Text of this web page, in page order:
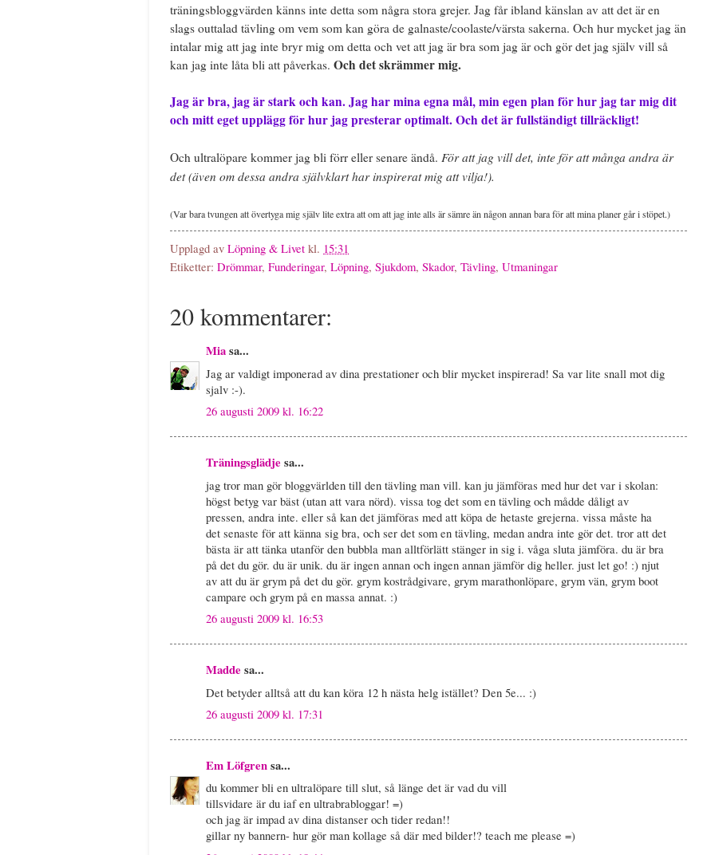
träningsbloggvärden känns inte detta som några stora grejer. Jag får ibland känslan av att det är en
slags outtalad tävling om vem som kan göra de galnaste/coolaste/värsta sakerna. Och hur mycket jag än
intalar mig att jag inte bryr mig om detta och vet att jag är bra som jag är och gör det jag själv vill så
kan jag inte låta bli att påverkas. Och det skrämmer mig.
Jag är bra, jag är stark och kan. Jag har mina egna mål, min egen plan för hur jag tar mig dit
och mitt eget upplägg för hur jag presterar optimalt. Och det är fullständigt tillräckligt!
Och ultralöpare kommer jag bli förr eller senare ändå. För att jag vill det, inte för att många andra är
det (även om dessa andra självklart har inspirerat mig att vilja!).
(Var bara tvungen att övertyga mig själv lite extra att om att jag inte alls är sämre än någon annan bara för att mina planer går i stöpet.)
Upplagd av Löpning & Livet kl. 15:31
Etiketter: Drömmar, Funderingar, Löpning, Sjukdom, Skador, Tävling, Utmaningar
20 kommentarer:
Miasa...
Jag ar valdigt imponerad av dina prestationer och blir mycket inspirerad! Sa var lite snall mot dig
sjalv :-).
26 augusti 2009 kl. 16:22
Träningsglädje sa...
jag tror man gör bloggvärlden till den tävling man vill. kan ju jämföras med hur det var i skolan:
högst betyg var bäst (utan att vara nörd). vissa tog det som en tävling och mådde dåligt av
pressen, andra inte. eller så kan det jämföras med att köpa de hetaste grejerna. vissa måste ha
det senaste för att känna sig bra, och ser det som en tävling, medan andra inte gör det. tror att det
bästa är att tänka utanför den bubbla man alltförlätt stänger in sig i. våga sluta jämföra. du är bra
på det du gör. du är unik. du är ingen annan och ingen annan jämför dig heller. just let go! :) njut
av att du är grym på det du gör. grym kostrådgivare, grym marathonlöpare, grym vän, grym boot
campare och grym på en massa annat. :)
26 augusti 2009 kl. 16:53
Madde sa...
Det betyder alltså att du kan köra 12 h nästa helg istället? Den 5e... :)
26 augusti 2009 kl. 17:31
Em Löfgrensa...
du kommer bli en ultralöpare till slut, så länge det är vad du vill
tillsvidare är du iaf en ultrabrabloggar! =)
och jag är impad av dina distanser och tider redan!!
gillar ny bannern- hur gör man kollage så där med bilder!? teach me please =)